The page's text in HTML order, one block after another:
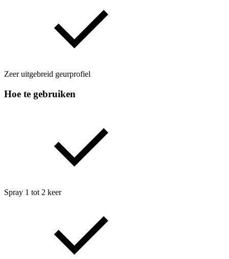
Zeer uitgebreid geurprofiel
Hoe te gebruiken
Spray 1 tot 2 keer